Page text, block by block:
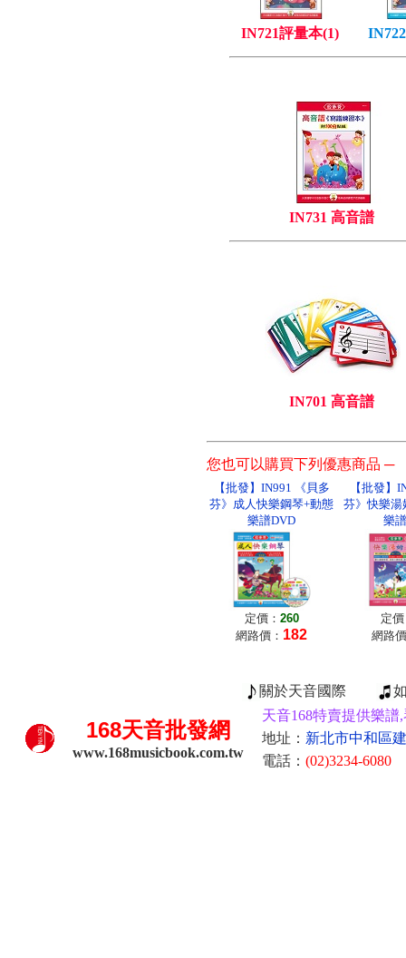
IN721評量本(1)
IN731 高音譜
IN701 高音譜
您也可以購買下列優惠商品 ─
【批發】IN991 《貝多
芬》成人快樂鋼琴+動態
樂譜DVD
定價： 260
網路價： 182
【批發】
芬》快樂湯
樂
定
網路
關於天音國際
168天音批發網
www.168musicbook.com.tw
天音168特賣提供樂
地址： 新北市中和區
電話： (02)3234-6080